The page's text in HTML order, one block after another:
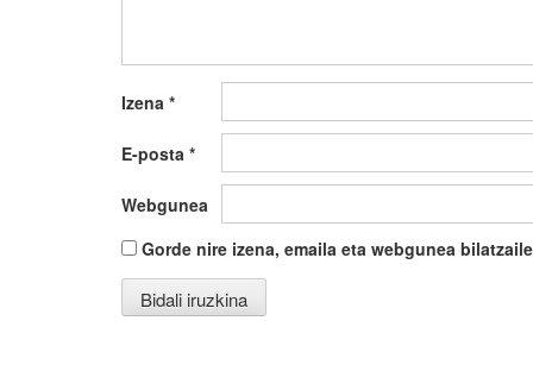
Izena *
E-posta *
Webgunea
Gorde nire izena, emaila eta webgunea